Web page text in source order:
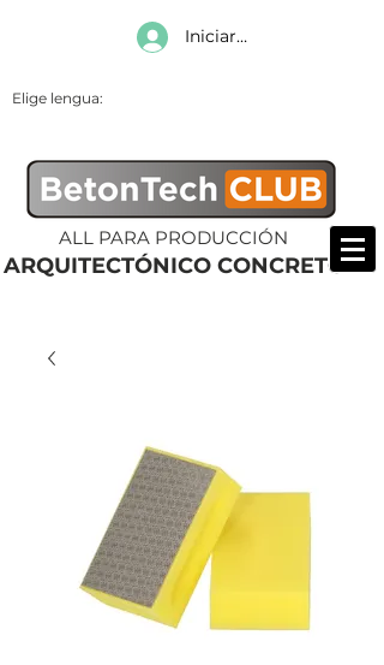
Iniciar sesión
Elige lengua:
ARQUITECTÓNICO CONCRETO
ALL PARA PRODUCCIÓN